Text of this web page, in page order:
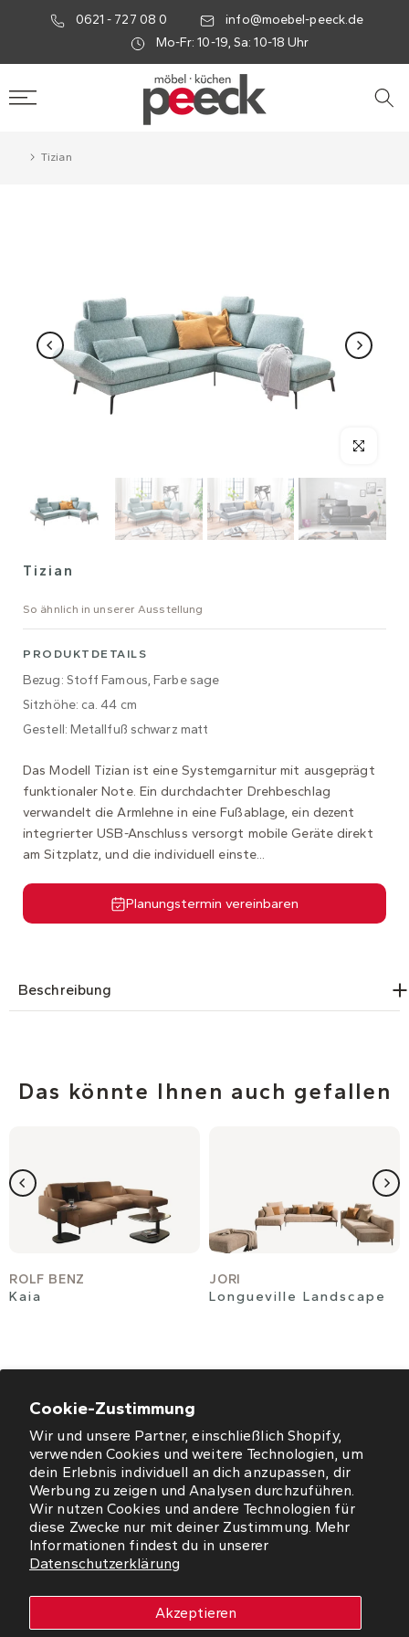
Cookie-Zustimmung
Wir und unsere Partner, einschließlich Shopify,
verwenden Cookies und weitere Technologien, um
dein Erlebnis individuell an dich anzupassen, dir
Werbung zu zeigen und Analysen durchzuführen.
Wir nutzen Cookies und andere Technologien für
diese Zwecke nur mit deiner Zustimmung. Mehr
Informationen findest du in unserer
Datenschutzerklärung
Akzeptieren
0621 - 727 08 0
info@moebel-peeck.de
Mo-Fr: 10-19, Sa: 10-18 Uhr
Tizian
Tizian
So ähnlich in unserer Ausstellung
PRODUKTDETAILS
Bezug: Stoff Famous, Farbe sage
Sitzhöhe: ca. 44 cm
Gestell: Metallfuß schwarz matt
Das Modell Tizian ist eine Systemgarnitur mit ausgeprägt
funktionaler Note. Ein durchdachter Drehbeschlag
verwandelt die Armlehne in eine Fußablage, ein dezent
integrierter USB-Anschluss versorgt mobile Geräte direkt
am Sitzplatz, und die individuell einste...
Planungstermin vereinbaren
Beschreibung
Das könnte Ihnen auch gefallen
ROLF BENZ
Kaia
JORI
Longueville Landscape
ÖFFNUNGSZEITEN
NEWSLETTER
SO FINDEN SIE UNS
WORMS
Copyright © 2026 Westfalia Möbel-Peeck GmbH. Alle Rechte